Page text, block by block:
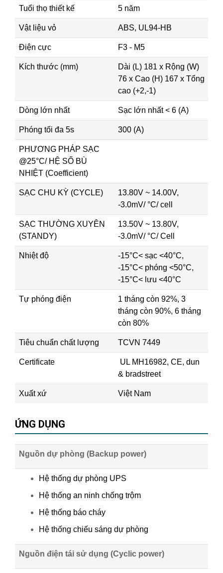
Tuổi thọ thiết kế 5 năm
Vật liệu vỏ ABS, UL94-HB
Điện cực F3 - M5
Kích thước (mm)
Dài (L) 181 x Rộng (W)
76 x Cao (H) 167 x Tổng
cao (+2,-1)
Dòng lớn nhất Sạc lớn nhất < 6 (A)
Phóng tối đa 5s 300 (A)
PHƯƠNG PHÁP SẠC
@25°C/ HỆ SỐ BÙ
NHIỆT (Coefficient)
SẠC CHU KỲ (CYCLE)
13.80V ~ 14.00V,
-3.0mV/ °C/ cell
SẠC THƯỜNG XUYÊN
(STANDY)
13.50V ~ 13.80V,
-3.0mV/ °C/ Cell
Nhiệt độ
-15°C< sạc <40°C,
-15°C< phóng <50°C,
-15°C< lưu <40°C
Tự phóng điện
1 tháng còn 92%, 3
tháng còn 90%, 6 tháng
còn 80%
Tiêu chuẩn chất lượng TCVN 7449
Certificate
UL MH16982, CE, dun
& bradstreet
Xuất xứ Việt Nam
ỨNG DỤNG
Nguồn dự phòng (Backup power)
Hệ thống dự phòng UPS
Hệ thống an ninh chống trộm
Hệ thống báo cháy
Hệ thống chiếu sáng dự phòng
Nguồn điện tái sử dụng (Cyclic power)